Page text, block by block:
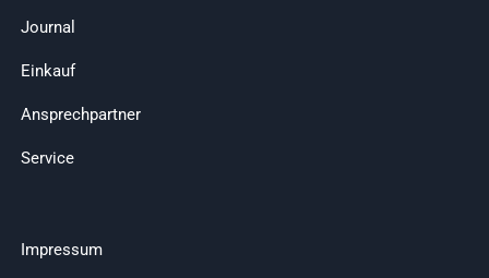
Journal
Einkauf
Ansprechpartner
Service
Impressum